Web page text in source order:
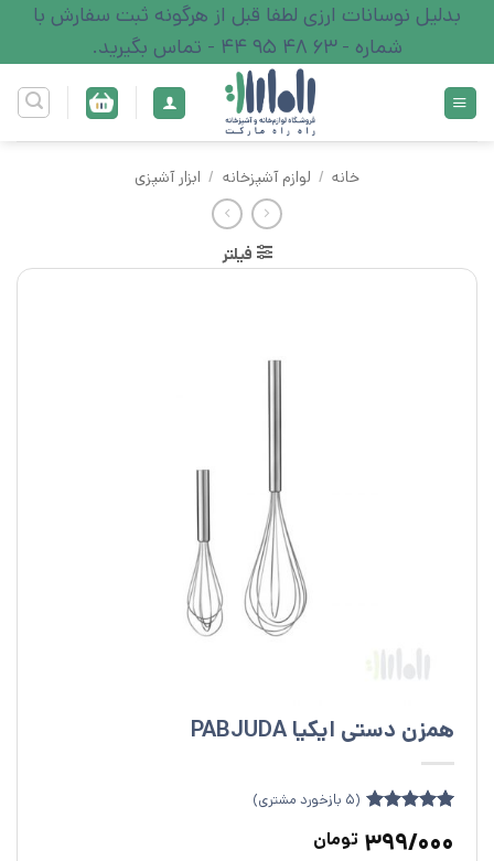
content
بدلیل نوسانات ارزی لطفا قبل از هرگونه ثبت سفارش با
شماره - 63 48 95 44 - تماس بگیرید.
خانه / لوازم آشپزخانه / ابزار آشپزی
فیلتر
همزن دستی ایکیا PABJUDA
از 5 در
(
5 بازخورد مشتری)
399/000 تومان